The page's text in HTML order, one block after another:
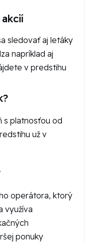
sledovať aj letáky
napríklad aj
v predstihu
s platnosťou od
už v
operátora, ktorý
využíva
ponuky